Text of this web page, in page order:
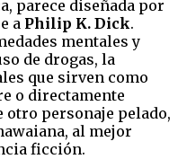
parece diseñada por
a Philip K. Dick.
mentales y
de drogas, la
que sirven como
o directamente
otro personaje pelado,
al mejor
ficción.